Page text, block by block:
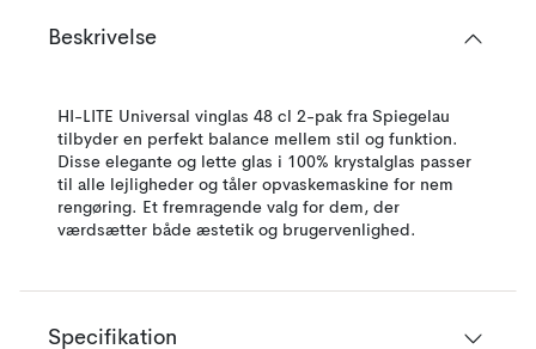
Beskrivelse
HI-LITE Universal vinglas 48 cl 2-pak fra Spiegelau
tilbyder en perfekt balance mellem stil og funktion.
Disse elegante og lette glas i 100% krystalglas passer
til alle lejligheder og tåler opvaskemaskine for nem
rengøring. Et fremragende valg for dem, der
værdsætter både æstetik og brugervenlighed.
Specifikation